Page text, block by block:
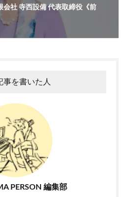
会社 寺西設備 代表取締役《前
事を書いた人
PERSON 編集部